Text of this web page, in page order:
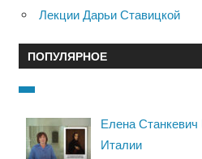
Лекции Дарьи Ставицкой
ПОПУЛЯРНОЕ
Елена
Италии